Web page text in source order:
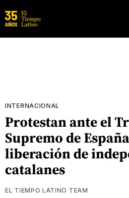
INTERNACIONAL
Protestan ante el
Supremo de
liberación de
catalanes
EL TIEMPO LATINO TEAM